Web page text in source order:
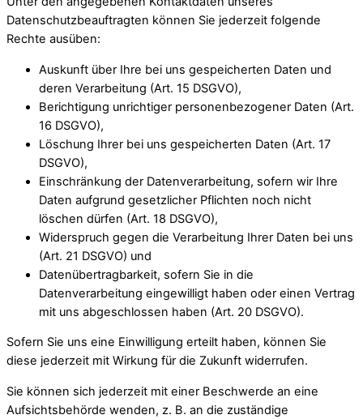
Datenschutzbeauftragten können Sie jederzeit folgende
Rechte ausüben:
Auskunft über Ihre bei uns gespeicherten Daten und
deren Verarbeitung (Art. 15 DSGVO),
Berichtigung unrichtiger personenbezogener Daten (Art.
16 DSGVO),
Löschung Ihrer bei uns gespeicherten Daten (Art. 17
DSGVO),
Einschränkung der Datenverarbeitung, sofern wir Ihre
Daten aufgrund gesetzlicher Pflichten noch nicht
löschen dürfen (Art. 18 DSGVO),
Widerspruch gegen die Verarbeitung Ihrer Daten bei uns
(Art. 21 DSGVO) und
Datenübertragbarkeit, sofern Sie in die
Datenverarbeitung eingewilligt haben oder einen Vertrag
mit uns abgeschlossen haben (Art. 20 DSGVO).
Sofern Sie uns eine Einwilligung erteilt haben, können Sie
diese jederzeit mit Wirkung für die Zukunft widerrufen.
Sie können sich jederzeit mit einer Beschwerde an eine
Aufsichtsbehörde wenden, z. B. an die zuständige